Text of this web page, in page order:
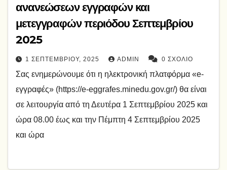
ανανεώσεων εγγραφών και
μετεγγραφών περιόδου Σεπτεμβρίου
2025
1 ΣΕΠΤΕΜΒΡΊΟΥ, 2025 ADMIN 0 ΣΧΌΛΙΟ
Σας ενημερώνουμε ότι η ηλεκτρονική πλατφόρμα «e-
εγγραφές» (https://e-eggrafes.minedu.gov.gr/) θα είναι
σε λειτουργία από τη Δευτέρα 1 Σεπτεμβρίου 2025 και
ώρα 08.00 έως και την Πέμπτη 4 Σεπτεμβρίου 2025
και ώρα